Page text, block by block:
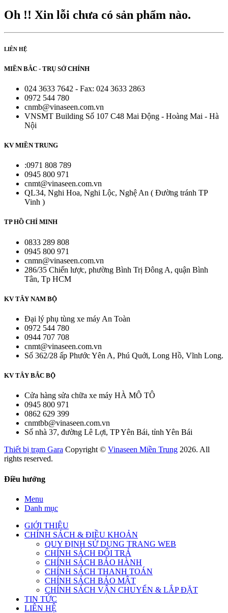
Oh !! Xin lỗi chưa có sản phẩm nào.
LIÊN HỆ
MIỀN BẮC - TRỤ SỞ CHÍNH
024 3633 7642 - Fax: 024 3633 2863
0972 544 780
cnmb@vinaseen.com.vn
VNSMT Building Số 107 C48 Mai Động - Hoàng Mai - Hà
Nội
KV MIỀN TRUNG
:0971 808 789
0945 800 971
cnmt@vinaseen.com.vn
QL34, Nghi Hoa, Nghi Lộc, Nghệ An ( Đường tránh TP
Vinh )
TP HỒ CHÍ MINH
0833 289 808
0945 800 971
cnmn@vinaseen.com.vn
286/35 Chiến lược, phường Bình Trị Đông A, quận Bình
Tân, Tp HCM
KV TÂY NAM BỘ
Đại lý phụ tùng xe máy An Toàn
0972 544 780
0944 707 708
cnmt@vinaseen.com.vn
Số 362/28 ấp Phước Yên A, Phú Quới, Long Hồ, Vĩnh Long.
KV TÂY BẮC BỘ
Cửa hàng sửa chữa xe máy HÀ MÔ TÔ
0945 800 971
0862 629 399
cnmtbb@vinaseen.com.vn
Số nhà 37, đường Lê Lợi, TP Yên Bái, tỉnh Yên Bái
Thiết bị trạm Gara Copyright © Vinaseen Miền Trung 2026. All
rights reserved.
Điều hướng
Menu
Danh mục
GIỚI THIỆU
CHÍNH SÁCH & ĐIỀU KHOẢN
QUY ĐỊNH SỬ DỤNG TRANG WEB
CHÍNH SÁCH ĐỔI TRẢ
CHÍNH SÁCH BẢO HÀNH
CHÍNH SÁCH THANH TOÁN
CHÍNH SÁCH BẢO MẬT
CHÍNH SÁCH VẬN CHUYỂN & LẮP ĐẶT
TIN TỨC
LIÊN HỆ